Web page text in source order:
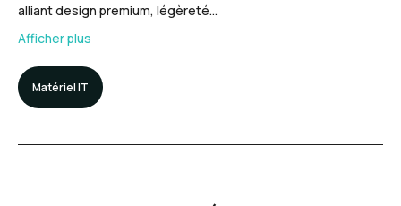
alliant design premium, légèreté…
Afficher plus
Matériel IT